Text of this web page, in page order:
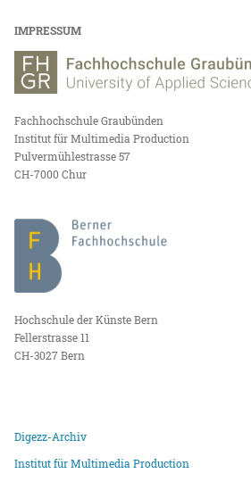
IMPRESSUM
Fachhochschule Graubünden
Institut für Multimedia Production
Pulvermühlestrasse 57
CH-7000 Chur
Hochschule der Künste Bern
Fellerstrasse 11
CH-3027 Bern
Digezz-Archiv
Institut für Multimedia Production